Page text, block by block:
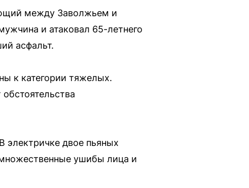
между Заволжьем и
и атаковал 65-летнего
асфальт.
к категории тяжелых.
электричке двое пьяных
множественные ушибы лица и